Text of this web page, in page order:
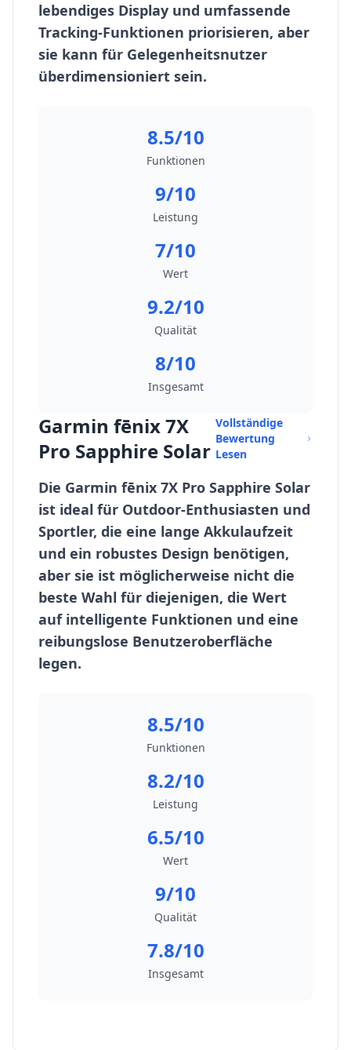
lebendiges Display und umfassende
Tracking-Funktionen priorisieren, aber
sie kann für Gelegenheitsnutzer
überdimensioniert sein.
8.5/10
Funktionen
9/10
Leistung
7/10
Wert
9.2/10
Qualität
8/10
Insgesamt
Garmin fēnix 7X
Pro Sapphire Solar
Vollständige
Bewertung
Lesen
Die Garmin fēnix 7X Pro Sapphire Solar
ist ideal für Outdoor-Enthusiasten und
Sportler, die eine lange Akkulaufzeit
und ein robustes Design benötigen,
aber sie ist möglicherweise nicht die
beste Wahl für diejenigen, die Wert
auf intelligente Funktionen und eine
reibungslose Benutzeroberfläche
legen.
8.5/10
Funktionen
8.2/10
Leistung
6.5/10
Wert
9/10
Qualität
7.8/10
Insgesamt